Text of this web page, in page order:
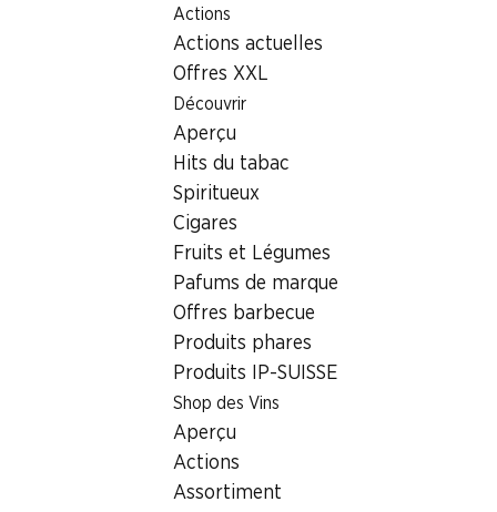
Actions
Actions actuelles
Offres XXL
Découvrir
Aperçu
Hits du tabac
Spiritueux
Cigares
Fruits et Légumes
Pafums de marque
Offres barbecue
Produits phares
Produits IP-SUISSE
Shop des Vins
Aperçu
Actions
Assortiment
Localisateur de succursales
Succursale Denner Rue des Marronniers 5, 1207 Genf
Succursale Denner
Rue des Marronniers 5, 1207 Genf
Heures d'ouverture